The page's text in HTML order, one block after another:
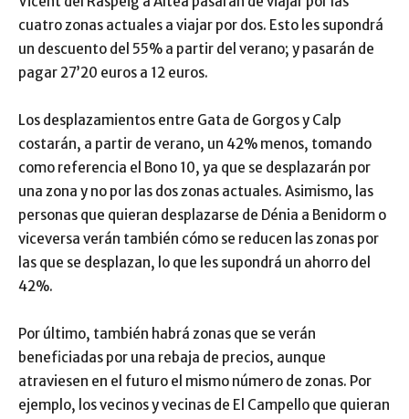
cuatro zonas actuales a viajar por dos. Esto les supondrá
un descuento del 55% a partir del verano; y pasarán de
pagar 27’20 euros a 12 euros.
Los desplazamientos entre Gata de Gorgos y Calp
costarán, a partir de verano, un 42% menos, tomando
como referencia el Bono 10, ya que se desplazarán por
una zona y no por las dos zonas actuales. Asimismo, las
personas que quieran desplazarse de Dénia a Benidorm o
viceversa verán también cómo se reducen las zonas por
las que se desplazan, lo que les supondrá un ahorro del
42%.
Por último, también habrá zonas que se verán
beneficiadas por una rebaja de precios, aunque
atraviesen en el futuro el mismo número de zonas. Por
ejemplo, los vecinos y vecinas de El Campello que quieran